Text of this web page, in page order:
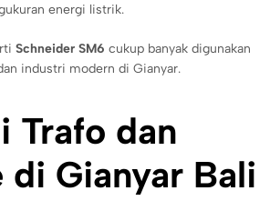
energi listrik.
Schneider SM6 cukup banyak digunakan
industri modern di Gianyar.
Trafo dan
Gianyar Bali